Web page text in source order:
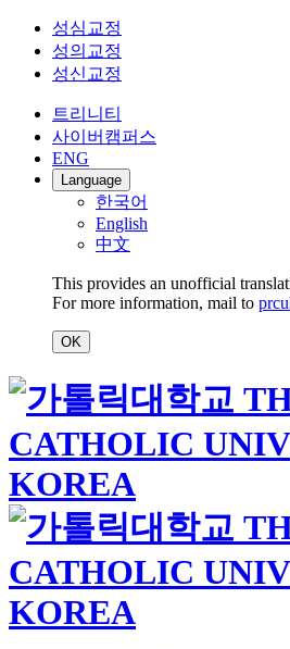
성심교정
성의교정
성신교정
트리니티
사이버캠퍼스
ENG
Language
한국어
English
中文
This provides an unofficial
For more information, mail to
OK